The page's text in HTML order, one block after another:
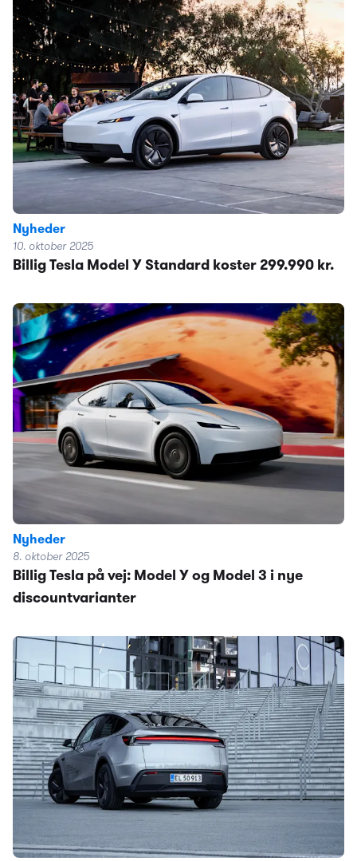
Nyheder
10. oktober 2025
Billig Tesla Model Y Standard koster 299.990 kr.
Nyheder
8. oktober 2025
Billig Tesla på vej: Model Y og Model 3 i nye
discountvarianter